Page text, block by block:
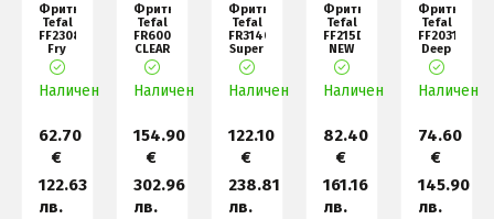
Фритюрник
Tefal
FF230831,
Fry
Principio,
Compact
f
Наличен
62.70
€
122.63
лв.
Фритюрник
Tefal
FR600D10,
CLEAR
DUO
(ODORLESS),
1.
Наличен
154.90
€
302.96
лв.
Фритюрник
Tefal
FR314030,
Super
Uno
Standard
timer
Наличен
122.10
€
238.81
лв.
Фритюрник
Tefal
FF215D30,
NEW
UNO
M SS
Наличен
82.40
€
161.16
лв.
Фритюрник
Tefal
FF203130,
Deep
fryer
NEW
UNO
Наличен
74.60
€
145.90
лв.